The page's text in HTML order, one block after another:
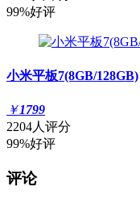
99%好评
小米平板7(8GB/128GB)
￥1799
2204人评分
99%好评
评论